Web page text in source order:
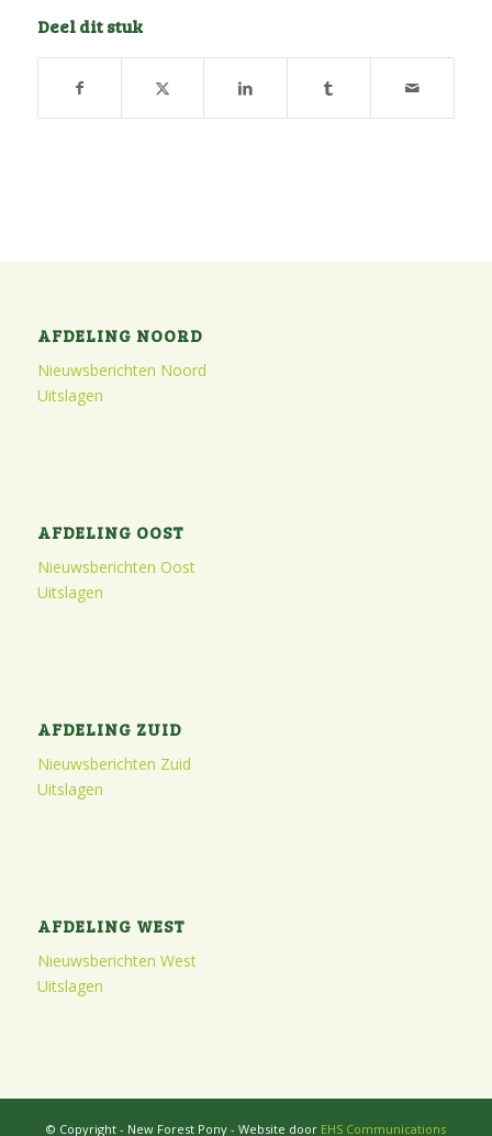
Deel dit stuk
AFDELING NOORD
Nieuwsberichten Noord
Uitslagen
AFDELING OOST
Nieuwsberichten Oost
Uitslagen
AFDELING ZUID
Nieuwsberichten Zuid
Uitslagen
AFDELING WEST
Nieuwsberichten West
Uitslagen
© Copyright - New Forest Pony - Website door EHS Communications